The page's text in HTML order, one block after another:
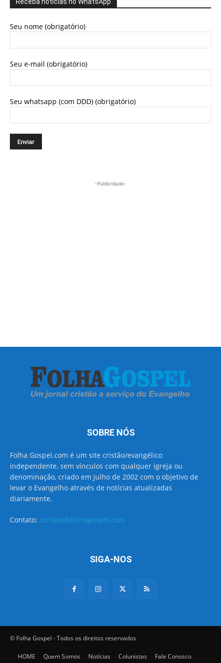
Receba notícias no WhatsApp
Seu nome (obrigatório)
Seu e-mail (obrigatório)
Seu whatsapp (com DDD) (obrigatório)
-Publicidade-
SOBRE NÓS
Folha Gospel.com é um site cristão/evangélico
independente, sem vínculos com qualquer igreja ou
denominação, criado em julho de 2002 com o objetivo de
levar o Evangelho através de notícias atualizadas
diariamente.
Contato: contato@folhagospel.com
SIGA-NOS
© Folha Gospel - Todos os direitos reservados
HOME Quem Somos Notícias Colunistas
Fale Conosco